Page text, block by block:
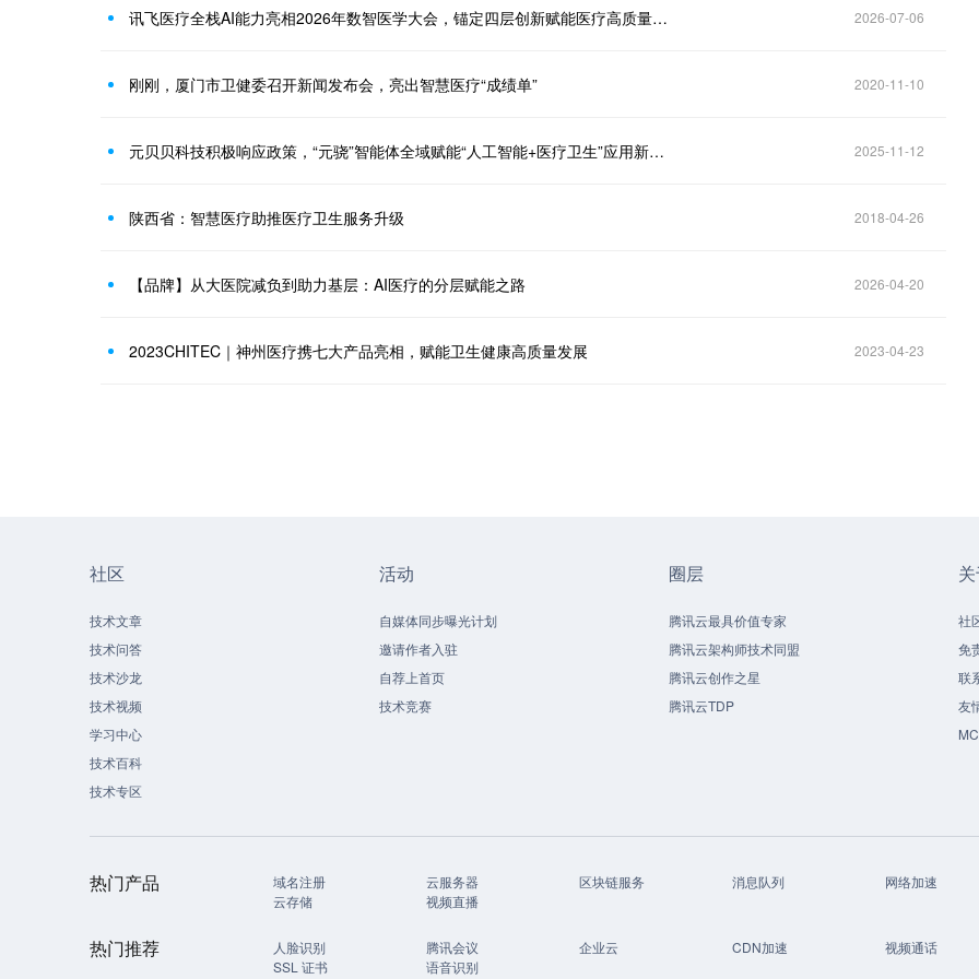
讯飞医疗全栈AI能力亮相2026年数智医学大会，锚定四层创新赋能医疗高质量发展 2026-07-06
刚刚，厦门市卫健委召开新闻发布会，亮出智慧医疗“成绩单” 2020-11-10
元贝贝科技积极响应政策，“元骁”智能体全域赋能“人工智能+医疗卫生”应用新生态 2025-11-12
陕西省：智慧医疗助推医疗卫生服务升级 2018-04-26
【品牌】从大医院减负到助力基层：AI医疗的分层赋能之路 2026-04-20
2023CHITEC｜神州医疗携七大产品亮相，赋能卫生健康高质量发展 2023-04-23
社区
技术文章
技术问答
技术沙龙
技术视频
学习中心
技术百科
技术专区
活动
自媒体同步曝光计划
邀请作者入驻
自荐上首页
技术竞赛
圈层
腾讯云最具价值专家
腾讯云架构师技术同盟
腾讯云创作之星
腾讯云TDP
社
免
联
友
热门产品 域名注册 云服务器 区块链服务 消息队列
网络加速
云存储
视频直播
热门推荐 人脸识别 腾讯会议 企业云 CDN加速
视频通话
SSL 证书
语音识别